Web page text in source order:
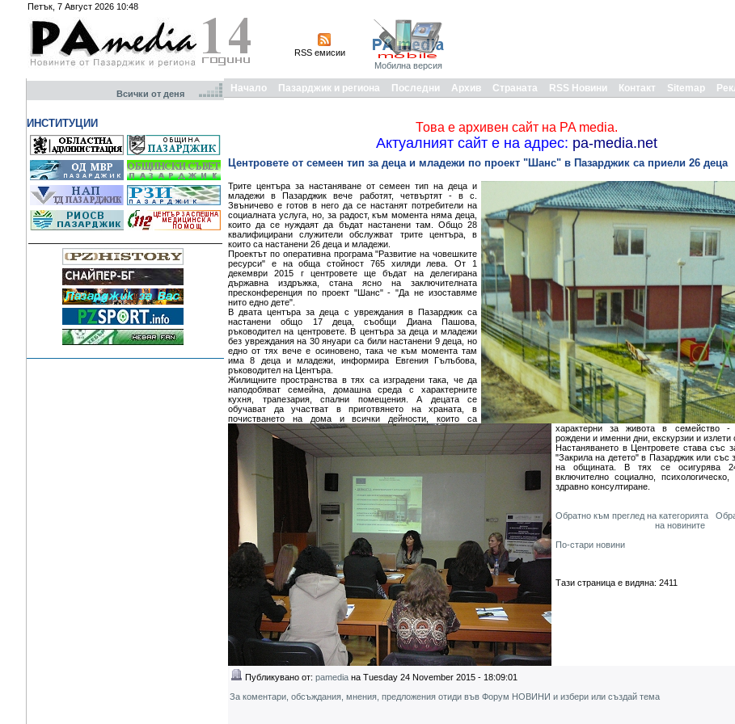
Петък, 7 Август 2026 10:48
RSS емисии
Мобилна версия
Всички от деня
ИНСТИТУЦИИ
Начало Пазарджик и региона Последни Архив Страната RSS Новини Контакт Sitemap
Това е архивен сайт на PA media.
Актуалният сайт е на адрес: pa-media.net
Центровете от семеен тип за деца и младежи по проект "Шанс" в Пазарджик са приели 26 деца
Трите центъра за настаняване от семеен тип на деца и
младежи в Пазарджик вече работят, четвъртят - в с.
Звъничево е готов в него да се настанят потребители на
социалната услуга, но, за радост, към момента няма деца,
които да се нуждаят да бъдат настанени там. Общо 28
квалифицирани служители обслужват трите центъра, в
които са настанени 26 деца и младежи.
Проектът по оперативна програма "Развитие на човешките
ресурси" е на обща стойност 765 хиляди лева. От 1
декември 2015 г центровете ще бъдат на делегирана
държавна издръжка, стана ясно на заключителната
пресконференция по проект "Шанс" - "Да не изоставяме
нито едно дете".
В двата центъра за деца с увреждания в Пазарджик са
настанени общо 17 деца, съобщи Диана Пашова,
ръководител на центровете. В центъра за деца и младежи
без увреждания на 30 януари са били настанени 9 деца, но
едно от тях вече е осиновено, така че към момента там
има 8 деца и младежи, информира Евгения Гълъбова,
ръководител на Центъра.
Жилищните пространства в тях са изградени така, че да
наподобяват семейна, домашна среда с характерните
кухня, трапезария, спални помещения. А децата се
обучават да участват в приготвянето на храната, в
почистването на дома и всички дейности, които са
характерни за живота в семейство -
рождени и именни дни, екскурзии и излети
Настаняването в Центровете става със
"Закрила на детето" в Пазарджик или със
на общината. В тях се осигурява
включително социално, психологическо,
здравно консултиране.
Обратно към преглед на категорията
на новините
По-стари новини
Тази страница е видяна: 2411
Публикувано от: pamedia на Tuesday 24 November 2015 - 18:09:01
За коментари, обсъждания, мнения, предложения отиди във Форум НОВИНИ и избери или създай тема